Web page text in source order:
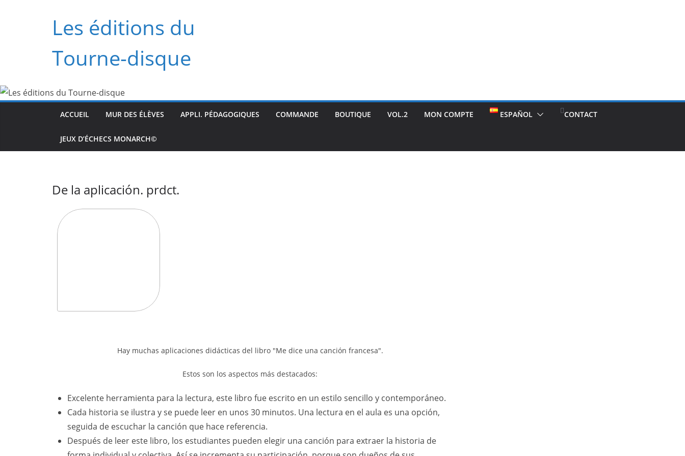
Les éditions du
Tourne-disque
ACCUEIL MUR DES ÉLÈVES APPLI. PÉDAGOGIQUES COMMANDE BOUTIQUE VOL.2 MON COMPTE ESPAÑOL CONTACT
JEUX D’ÉCHECS MONARCH©
De la aplicación. prdct.
Hay muchas aplicaciones didácticas del libro "Me dice una canción francesa".
Estos son los aspectos más destacados:
Excelente herramienta para la lectura, este libro fue escrito en un estilo sencillo y contemporáneo.
Cada historia se ilustra y se puede leer en unos 30 minutos. Una lectura en el aula es una opción,
seguida de escuchar la canción que hace referencia.
Después de leer este libro, los estudiantes pueden elegir una canción para extraer la historia de